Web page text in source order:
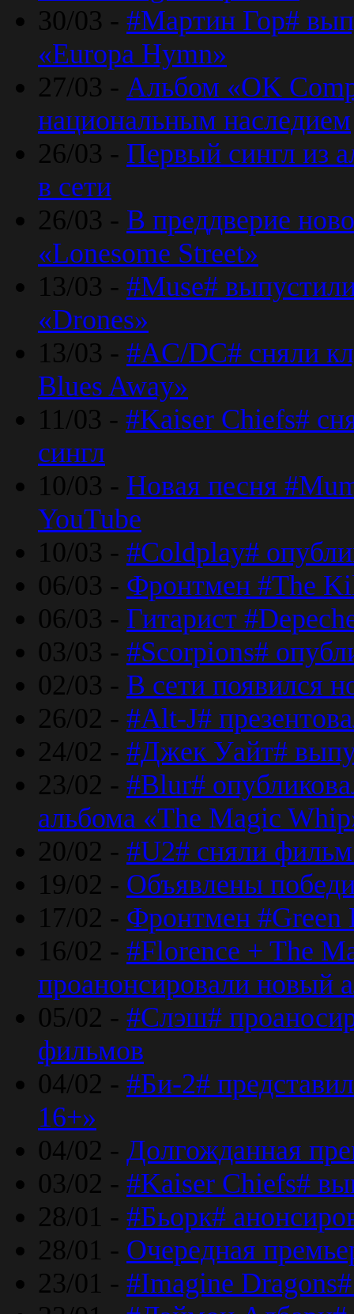
30/03 - #Мартин Гор#
«Europa Hymn»
27/03 - Альбом «OK
национальным наследием
26/03 - Первый сингл из
в сети
26/03 - В преддверие
«Lonesome Street»
13/03 - #Muse#
«Drones»
13/03 - #AC/DC# сняли
Blues Away»
11/03 - #Kaiser Chiefs#
сингл
10/03 - Новая песня
YouTube
10/03 - #Coldplay#
06/03 - Фронтмен #The
06/03 - Гитарист
03/03 - #Scorpions#
02/03 - В сети появился
26/02 - #Alt-J#
24/02 - #Джек Уайт#
23/02 - #Blur#
альбома «The Magic
20/02 - #U2# сняли
19/02 - Объявлены
17/02 - Фронтмен #Green
16/02 - #Florence + The
проанонсировали новый
05/02 - #Слэш#
фильмов
04/02 - #Би-2#
16+»
04/02 - Долгожданная
03/02 - #Kaiser Chiefs#
28/01 - #Бьорк#
28/01 - Очередная
23/01 - #Imagine